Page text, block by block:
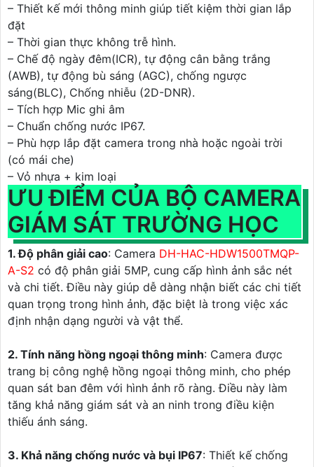
– Thiết kế mới thông minh giúp tiết kiệm thời gian lắp
đặt
– Thời gian thực không trễ hình.
– Chế độ ngày đêm(ICR), tự động cân bằng trắng
(AWB), tự động bù sáng (AGC), chống ngược
sáng(BLC), Chống nhiễu (2D-DNR).
– Tích hợp Mic ghi âm
– Chuẩn chống nước IP67.
– Phù hợp lắp đặt camera trong nhà hoặc ngoài trời
(có mái che)
– Vỏ nhựa + kim loại
ƯU ĐIỂM CỦA BỘ CAMERA
GIÁM SÁT TRƯỜNG HỌC
1. Độ phân giải cao: Camera DH-HAC-HDW1500TMQP-
A-S2 có độ phân giải 5MP, cung cấp hình ảnh sắc nét
và chi tiết. Điều này giúp dễ dàng nhận biết các chi tiết
quan trọng trong hình ảnh, đặc biệt là trong việc xác
định nhận dạng người và vật thể.
2. Tính năng hồng ngoại thông minh: Camera được
trang bị công nghệ hồng ngoại thông minh, cho phép
quan sát ban đêm với hình ảnh rõ ràng. Điều này làm
tăng khả năng giám sát và an ninh trong điều kiện
thiếu ánh sáng.
3. Khả năng chống nước và bụi IP67: Thiết kế chống